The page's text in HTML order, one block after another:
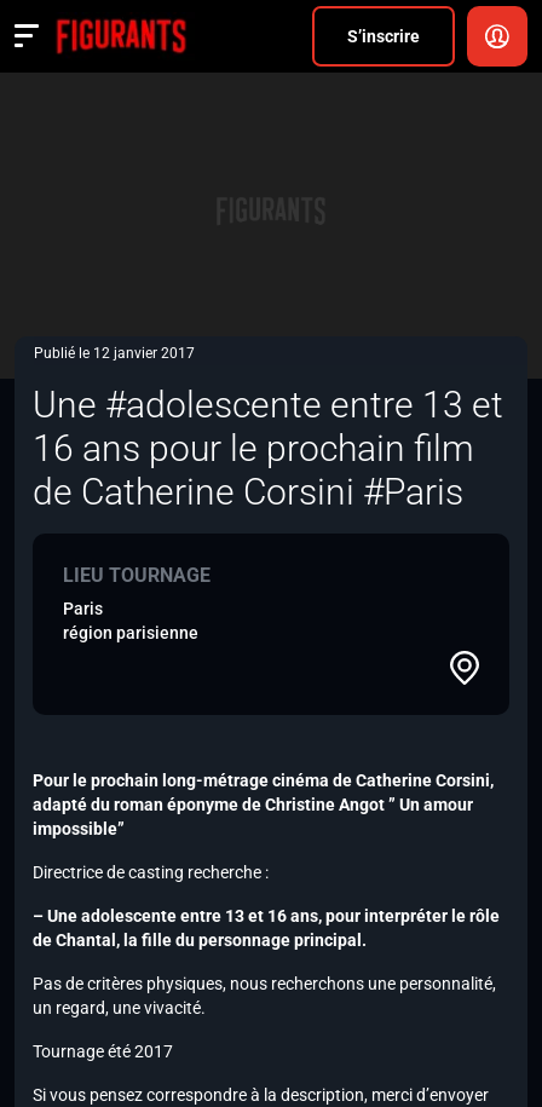
S’inscrire
Actualités
Publié le 12 janvier 2017
Une #adolescente entre 13 et
16 ans pour le prochain film
de Catherine Corsini #Paris
LIEU TOURNAGE
Paris
région parisienne
Pour le prochain long-métrage cinéma de Catherine Corsini,
adapté du roman éponyme de Christine Angot ” Un amour
impossible”
Directrice de casting recherche :
– Une adolescente entre 13 et 16 ans, pour interpréter le rôle
de Chantal, la fille du personnage principal.
Pas de critères physiques, nous recherchons une personnalité,
un regard, une vivacité.
Tournage été 2017
Si vous pensez correspondre à la description, merci d’envoyer